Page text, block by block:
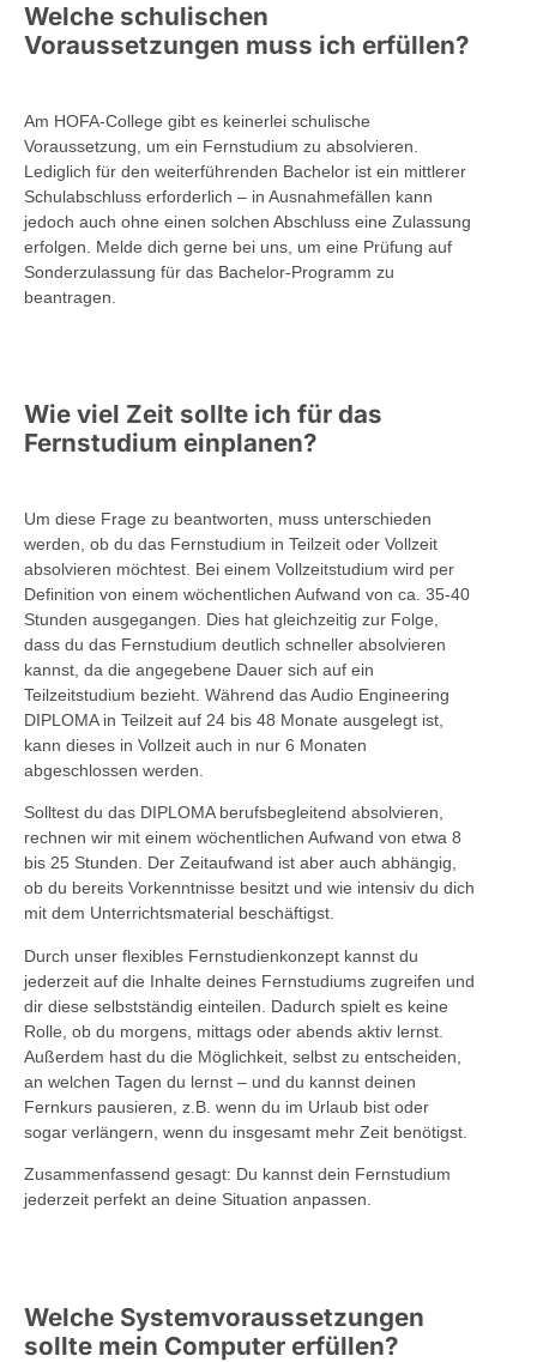
Welche schulischen
Voraussetzungen muss ich erfüllen?
Am HOFA-College gibt es keinerlei schulische
Voraussetzung, um ein Fernstudium zu absolvieren.
Lediglich für den weiterführenden Bachelor ist ein mittlerer
Schulabschluss erforderlich – in Ausnahmefällen kann
jedoch auch ohne einen solchen Abschluss eine Zulassung
erfolgen. Melde dich gerne bei uns, um eine Prüfung auf
Sonderzulassung für das Bachelor-Programm zu
beantragen.
Wie viel Zeit sollte ich für das
Fernstudium einplanen?
Um diese Frage zu beantworten, muss unterschieden
werden, ob du das Fernstudium in Teilzeit oder Vollzeit
absolvieren möchtest. Bei einem Vollzeitstudium wird per
Definition von einem wöchentlichen Aufwand von ca. 35-40
Stunden ausgegangen. Dies hat gleichzeitig zur Folge,
dass du das Fernstudium deutlich schneller absolvieren
kannst, da die angegebene Dauer sich auf ein
Teilzeitstudium bezieht. Während das Audio Engineering
DIPLOMA in Teilzeit auf 24 bis 48 Monate ausgelegt ist,
kann dieses in Vollzeit auch in nur 6 Monaten
abgeschlossen werden.
Solltest du das DIPLOMA berufsbegleitend absolvieren,
rechnen wir mit einem wöchentlichen Aufwand von etwa 8
bis 25 Stunden. Der Zeitaufwand ist aber auch abhängig,
ob du bereits Vorkenntnisse besitzt und wie intensiv du dich
mit dem Unterrichtsmaterial beschäftigst.
Durch unser flexibles Fernstudienkonzept kannst du
jederzeit auf die Inhalte deines Fernstudiums zugreifen und
dir diese selbstständig einteilen. Dadurch spielt es keine
Rolle, ob du morgens, mittags oder abends aktiv lernst.
Außerdem hast du die Möglichkeit, selbst zu entscheiden,
an welchen Tagen du lernst – und du kannst deinen
Fernkurs pausieren, z.B. wenn du im Urlaub bist oder
sogar verlängern, wenn du insgesamt mehr Zeit benötigst.
Zusammenfassend gesagt: Du kannst dein Fernstudium
jederzeit perfekt an deine Situation anpassen.
Welche Systemvoraussetzungen
sollte mein Computer erfüllen?